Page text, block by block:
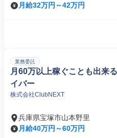
月給32万円～42万円
業務委託
月60万以上稼ぐことも出来
イバー
株式会社ClubNEXT
兵庫県宝塚市山本野里
月給40万円～60万円